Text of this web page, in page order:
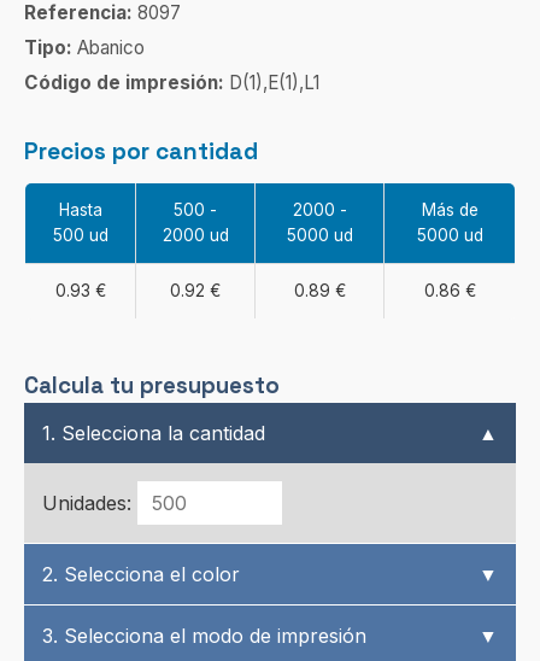
Referencia: 8097
Tipo: Abanico
Código de impresión: D(1),E(1),L1
Precios por cantidad
Hasta
500 ud
500 -
2000 ud
2000 -
5000 ud
Más de
5000 ud
0.93 € 0.92 € 0.89 € 0.86 €
Calcula tu presupuesto
1. Selecciona la cantidad ▲
Unidades:
2. Selecciona el color ▼
3. Selecciona el modo de impresión ▼